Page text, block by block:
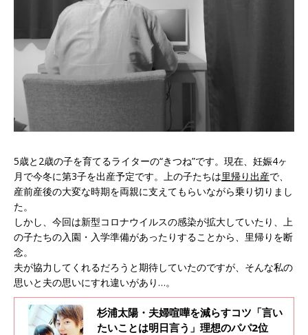
5歳と2歳の子を育てるライターの“きつね”です。現在、妊娠4ヶ
月で今冬に第3子を出産予定です。上の子たちは里帰り出産で、
産前産後の大変な時期を両親に支えてもらいながら乗り切りまし
た。
しかし、今回は新型コロナウイルスの感染が拡大していたり、上
の子たちの入園・入学準備があったりすることから、里帰りを断
念。
夫が協力してくれるだろうと期待していたのですが、そんな私の
思いと夫の思いにすれ違いがあり…。
杉浦太陽・夫婦喧嘩を減らすコツ「言い
たいことは明日言う」理想のパパ2位